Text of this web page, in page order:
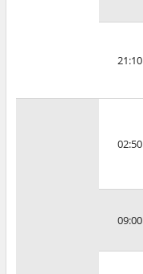
21:10
02:50
09:00